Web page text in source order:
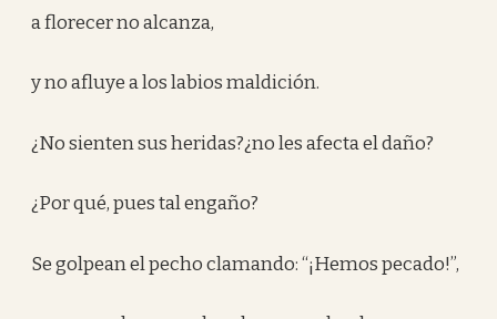
a florecer no alcanza,
y no afluye a los labios maldición.
¿No sienten sus heridas?¿no les afecta el daño?
¿Por qué, pues tal engaño?
Se golpean el pecho clamando: “¡Hemos pecado!”,